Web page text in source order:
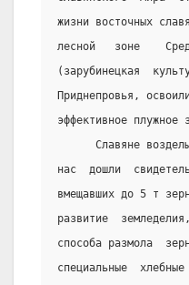
жизни восточных
лесной   зоне
(зарубинецкая
Приднепровья,
эффективное плужное
Славяне
нас  дошли
вмещавших до 5 т
развитие
способа размола
специальные